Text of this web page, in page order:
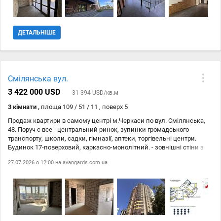
теплоізоляція за рахунок товстих цегляних стін (80 см)
Індивідуальні лічильники на тепло, воду, електрику. Тихий
магазини, ТЦ Депот, поруч набережна, пляж. Чудовий варіант
сучасного житла в тихому районі міста! Для перегляду
ДЕТАЛЬНІШЕ
Смілянська вул.
3 422 000 USD
31 394 USD/кв.м
3 кімнати , площа 109 / 51 / 11 , поверх 5
Продаж квартири в самому центрі м.Черкаси по вул. Смілянська,
48. Поруч є все - центральний ринок, зупинки громадського
транспорту, школи, садки, гімназії, аптеки, торгівельні центри.
Будинок 17-поверховий, каркасно-монолітний. - зовнішні стіни з
плитами 100 мм і по залізобетонних конструкціях – товщиною 150
засклені. - покрівля – із застосуванням покриттів інверсійного
типу, із сучасних покрівельних матеріалів, утеплена. - висота
житлових поверхів 2,70 м від підлоги до стелі. Система опалення з
вертикальними головними стояками і горизонтальною розводкою
27.07.2026 о 12:00 на avangards.com.ua